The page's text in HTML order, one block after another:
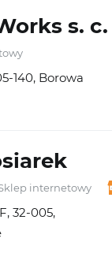
s. c.
140, Borowa
internetowy
32-005,